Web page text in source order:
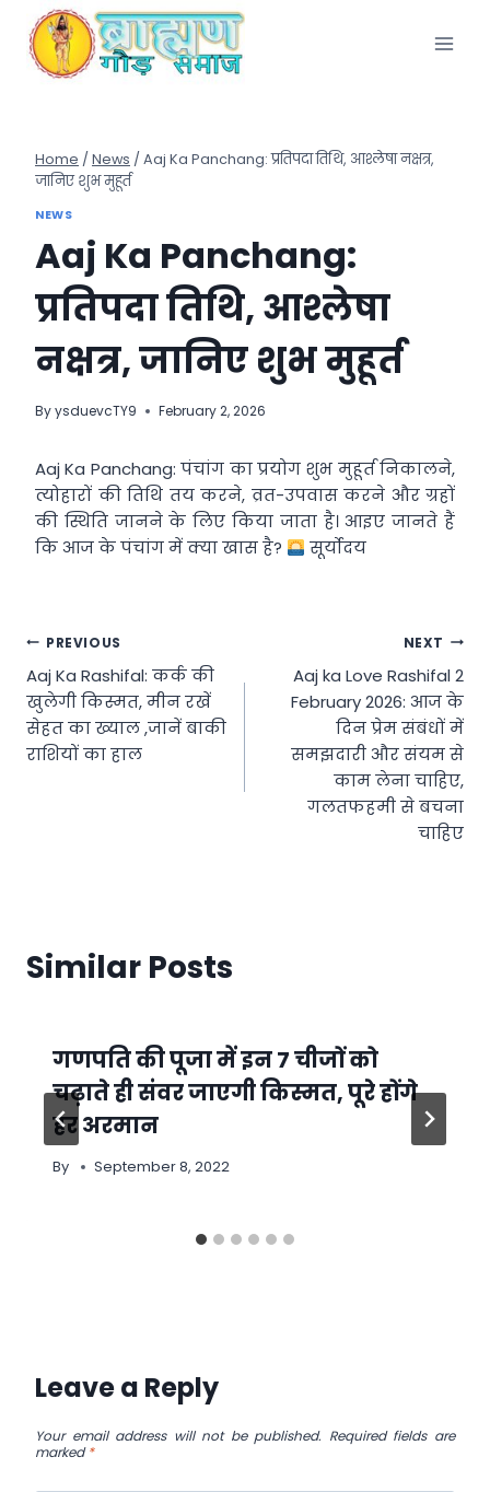
content
Home / News / Aaj Ka Panchang: प्रतिपदा तिथि, आश्लेषा नक्षत्र,
जानिए शुभ मुहूर्त
NEWS
Aaj Ka Panchang:
प्रतिपदा तिथि, आश्लेषा
नक्षत्र, जानिए शुभ मुहूर्त
ByysduevcTY9 February 2, 2026
Aaj Ka Panchang: पंचांग का प्रयोग शुभ मुहूर्त निकालने,
त्योहारों की तिथि तय करने, व्रत-उपवास करने और ग्रहों
की स्थिति जानने के लिए किया जाता है। आइए जानते हैं
कि आज के पंचांग में क्या खास है?
सूर्योदय
Post
navigation
PREVIOUS
Aaj Ka Rashifal: कर्क की
खुलेगी किस्मत, मीन रखें
सेहत का ख्याल ,जानें बाकी
राशियों का हाल
NEXT
Aaj ka Love Rashifal 2
February 2026: आज के
दिन प्रेम संबंधों में
समझदारी और संयम से
काम लेना चाहिए,
गलतफहमी से बचना
चाहिए
Similar Posts
गणपति की पूजा में इन 7 चीजों को
चढ़ाते ही संवर जाएगी किस्मत, पूरे होंगे
हर अरमान
By September 8, 2022
Leave a Reply
Your email address will not be published. Required fields are
marked*